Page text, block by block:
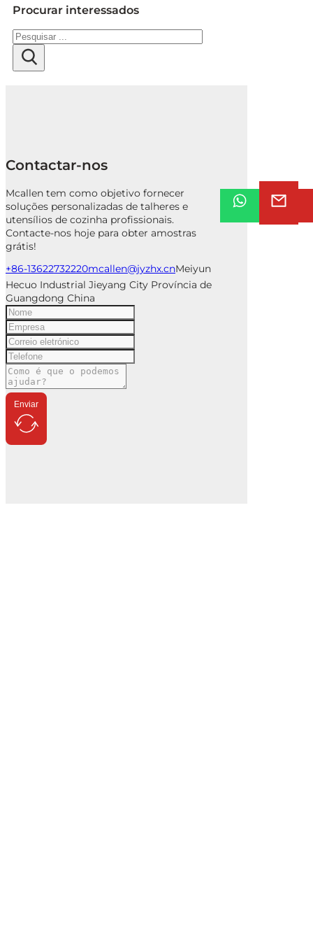
Procurar interessados
Pesquisar
Contactar-nos
Mcallen tem como objetivo fornecer
soluções personalizadas de talheres e
utensílios de cozinha profissionais.
Contacte-nos hoje para obter amostras
grátis!
+86-13622732220mcallen@jyzhx.cnMeiyun
Hecuo Industrial Jieyang City Província de
Guangdong China
Enviar